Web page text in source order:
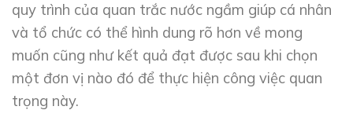
quy trình của quan trắc nước ngầm giúp cá nhân
và tổ chức có thể hình dung rõ hơn về mong
muốn cũng như kết quả đạt được sau khi chọn
một đơn vị nào đó để thực hiện công việc quan
trọng này.